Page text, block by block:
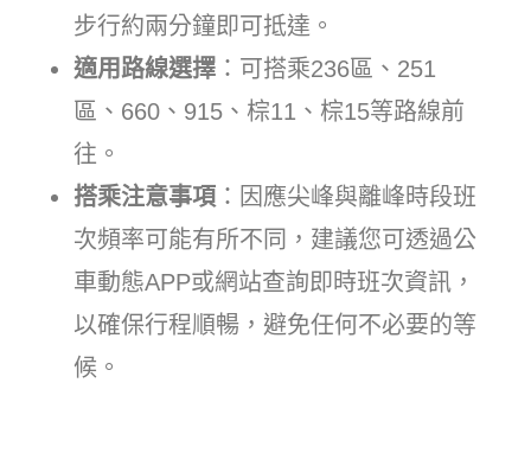
步行約兩分鐘即可抵達。
適用路線選擇 ：可搭乘236區、251
區、660、915、棕11、棕15等路線前
往。
搭乘注意事項 ：因應尖峰與離峰時段班
次頻率可能有所不同，建議您可透過公
車動態APP或網站查詢即時班次資訊，
以確保行程順暢，避免任何不必要的等
候。